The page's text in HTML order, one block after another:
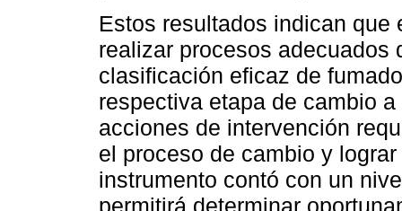
Estos resultados indican que
realizar procesos adecuados
clasificación eficaz de
respectiva etapa de cambio
acciones de intervención
el proceso de cambio y
instrumento contó con un